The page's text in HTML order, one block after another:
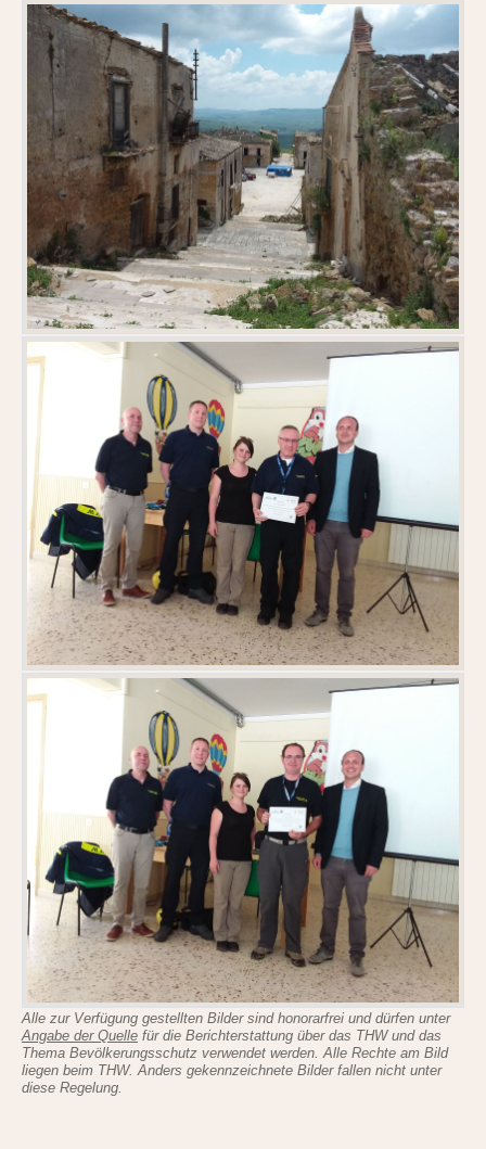
Alle zur Verfügung gestellten Bilder sind honorarfrei und dürfen unter
Angabe der Quelle für die Berichterstattung über das THW und das
Thema Bevölkerungsschutz verwendet werden. Alle Rechte am Bild
liegen beim THW. Anders gekennzeichnete Bilder fallen nicht unter
diese Regelung.